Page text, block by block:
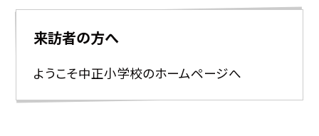
来訪者の方へ
ようこそ中正小学校のホームページへ